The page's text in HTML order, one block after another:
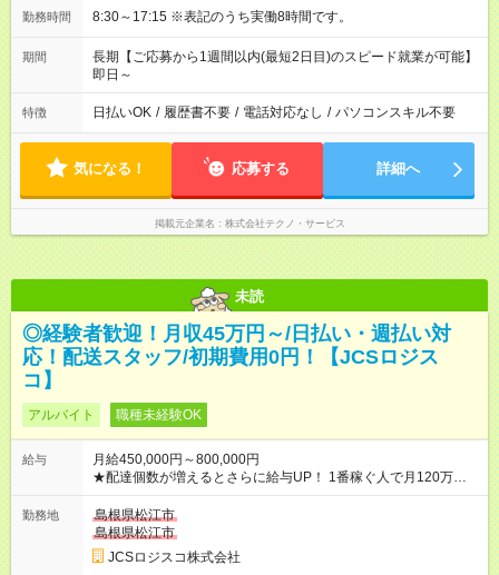
勤務時間 8:30～17:15 ※表記のうち実働8時間です。
期間
長期【ご応募から1週間以内(最短2日目)のスピード就業が可能】
即日～
特徴 日払いOK / 履歴書不要 / 電話対応なし / パソコンスキル不要
気になる！ 応募する 詳細へ
掲載元企業名 株式会社テクノ・サービス
未読
◎経験者歓迎！月収45万円～/日払い・週払い対
応！配送スタッフ/初期費用0円！【JCSロジス
コ】
アルバイト 職種未経験OK
給与
月給450,000円～800,000円
★配達個数が増えるとさらに給与UP！ 1番稼ぐ人で月120万ほ
ど！ ・主要都市エリア 月収55万円／週5日稼働 月収65万~112
万円／週6日稼働 ・地方郊外エリア 月収40万円／週5日稼働 月
収40万円~50万円／週6日稼働 ＜モデルイメージ＞ ■月収50万
円 (27歳男性/江東区在住)※元建築関係 1日150個配達×25日勤務
(日休み) ■月収80万円(43歳男性/墨田区在住)※元営業 1日200個
勤務地
島根県松江市
島根県松江市
JCSロジスコ株式会社